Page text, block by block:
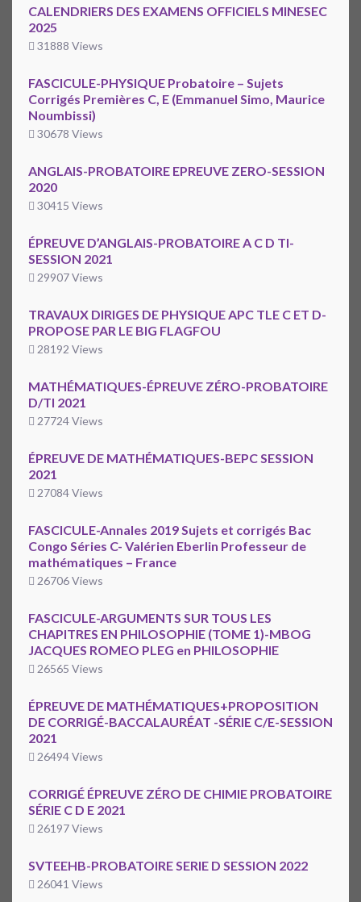
CALENDRIERS DES EXAMENS OFFICIELS MINESEC
2025
31888 Views
FASCICULE-PHYSIQUE Probatoire – Sujets
Corrigés Premières C, E (Emmanuel Simo, Maurice
Noumbissi)
30678 Views
ANGLAIS-PROBATOIRE EPREUVE ZERO-SESSION
2020
30415 Views
ÉPREUVE D’ANGLAIS-PROBATOIRE A C D TI-
SESSION 2021
29907 Views
TRAVAUX DIRIGES DE PHYSIQUE APC TLE C ET D-
PROPOSE PAR LE BIG FLAGFOU
28192 Views
MATHÉMATIQUES-ÉPREUVE ZÉRO-PROBATOIRE
D/TI 2021
27724 Views
ÉPREUVE DE MATHÉMATIQUES-BEPC SESSION
2021
27084 Views
FASCICULE-Annales 2019 Sujets et corrigés Bac
Congo Séries C- Valérien Eberlin Professeur de
mathématiques – France
26706 Views
FASCICULE-ARGUMENTS SUR TOUS LES
CHAPITRES EN PHILOSOPHIE (TOME 1)-MBOG
JACQUES ROMEO PLEG en PHILOSOPHIE
26565 Views
ÉPREUVE DE MATHÉMATIQUES+PROPOSITION
DE CORRIGÉ-BACCALAURÉAT -SÉRIE C/E-SESSION
2021
26494 Views
CORRIGÉ ÉPREUVE ZÉRO DE CHIMIE PROBATOIRE
SÉRIE C D E 2021
26197 Views
SVTEEHB-PROBATOIRE SERIE D SESSION 2022
26041 Views